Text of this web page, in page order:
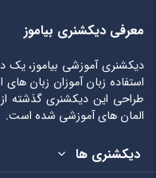
معرفی دیکشنری بیاموز
دیکشنری آموزشی بیاموز، یک
استفاده زبان آموزان زبان
طراحی این دیکشنری گذشته از
المان های آموزشی شده است.
دیکشنری ها